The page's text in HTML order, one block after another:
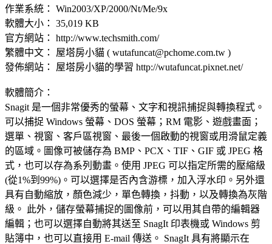
作業系統： Win2003/XP/2000/Nt/Me/9x
軟體大小： 35,019 KB
官方網站： http://www.techsmith.com/
繁體中文： 屋塔房小貓 ( wutafuncat@pchome.com.tw )
發佈網站： 屋塔房小貓的學習 http://wutafuncat.pixnet.net/
軟體簡介：
Snagit 是一個非常優秀的螢幕、文字和視訊捕捉與轉換程式。
可以捕捉 Windows 螢幕、DOS 螢幕；RM 電影、遊戲畫面；
選單、視窗、客戶區視窗、最後一個啟動的視窗或用滑鼠定義
的區域。圖像可被儲存為 BMP、PCX、TIF、GIF 或 JPEG 格
式，也可以存為系列動畫。使用 JPEG 可以指定所需的壓縮級
(從1%到99%)。可以選擇是否內含游標，加入浮水印。另外還
具有自動縮放，顏色減少，單色轉換，抖動，以及轉換為灰階
級。 此外，儲存螢幕捕捉的圖像前，可以用其自帶的編輯器
編輯；也可以選擇自動將其送至 SnagIt 印表機或 Windows 剪
貼簿中，也可以直接用 E-mail 傳送。 SnagIt 具有將顯示在